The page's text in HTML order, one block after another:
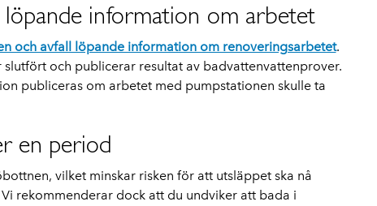
information om arbetet
och avfall löpande information om renoveringsarbetet.
och publicerar resultat av badvattenvattenprover.
publiceras om arbetet med pumpstationen skulle ta
en period
vilket minskar risken för att utsläppet ska nå
rekommenderar dock att du undviker att bada i